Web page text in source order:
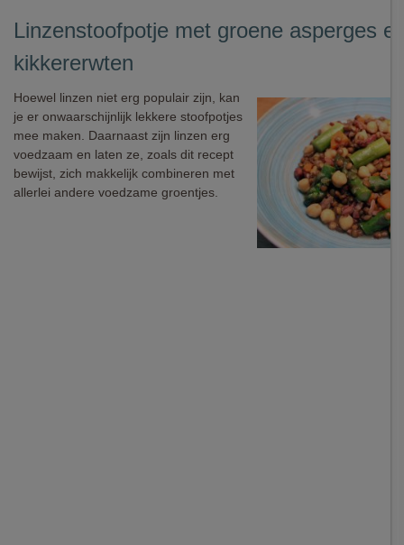
Linzenstoofpotje met groene asperges
kikkererwten
Hoewel linzen niet erg populair zijn, kan
je er onwaarschijnlijk lekkere stoofpotjes
mee maken. Daarnaast zijn linzen erg
voedzaam en laten ze, zoals dit recept
bewijst, zich makkelijk combineren met
allerlei andere voedzame groentjes.